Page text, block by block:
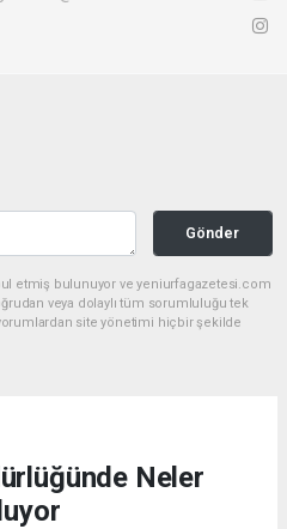
Gönder
etmiş bulunuyor ve yeniurfagazetesi.com
veya dolaylı tüm sorumluluğu tek
site yönetimi hiçbir şekilde
Neler